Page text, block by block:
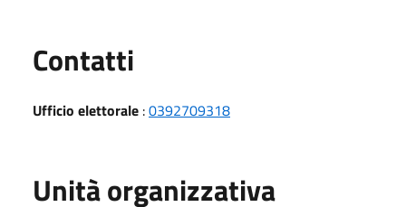
Contatti
Ufficio elettorale :0392709318
Unità organizzativa